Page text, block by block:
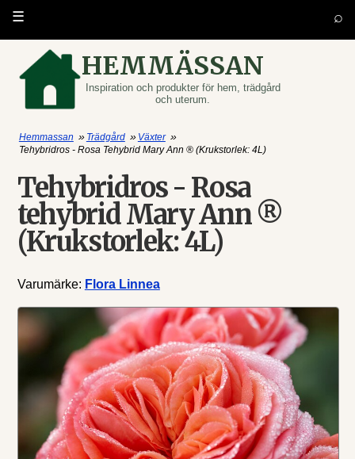
HEMMÄSSAN
Inspiration och produkter för hem, trädgård
och uterum.
☰ ⌕
Hemmassan » Trädgård » Växter »
Tehybridros - Rosa Tehybrid Mary Ann ® (Krukstorlek: 4L)
Tehybridros - Rosa
tehybrid Mary Ann ®
(Krukstorlek: 4L)
Varumärke: Flora Linnea